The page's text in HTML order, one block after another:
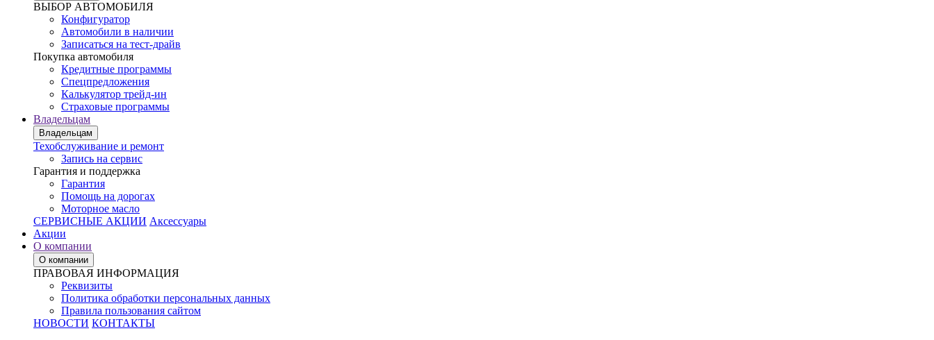
ВЫБОР АВТОМОБИЛЯ
Конфигуратор
Автомобили в наличии
Записаться на тест-драйв
Покупка автомобиля
Кредитные программы
Спецпредложения
Калькулятор трейд-ин
Страховые программы
Владельцам
Владельцам
Техобслуживание и ремонт
Запись на сервис
Гарантия и поддержка
Гарантия
Помощь на дорогах
Моторное масло
СЕРВИСНЫЕ АКЦИИ Аксессуары
Акции
О компании
О компании
ПРАВОВАЯ ИНФОРМАЦИЯ
Реквизиты
Политика обработки персональных данных
Правила пользования сайтом
НОВОСТИ КОНТАКТЫ